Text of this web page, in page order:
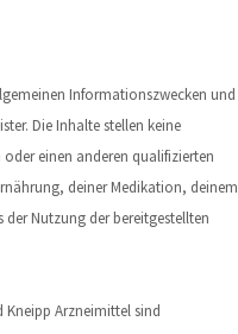
Informationszwecken und
Die Inhalte stellen keine
einen anderen qualifizierten
deiner Medikation, deinem
Nutzung der bereitgestellten
Arzneimittel sind